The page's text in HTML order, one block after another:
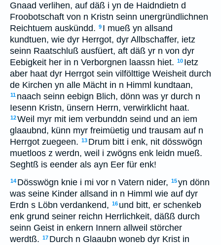
Gnaad verlihen, auf däß i yn de Haidndietn d
Froobotschaft von n Kristn seinn unergründlichnen
Reichtuem auskündd. 9 I mueß yn allsand
kundtuen, wie dyr Herrgot, dyr Allbschaffer, ietz
seinn Raatschluß ausfüert, aft däß yr n von dyr
Eebigkeit her in n Verborgnen laassn hiet. 10 Ietz
aber haat dyr Herrgot sein vilfölttige Weisheit durch
de Kirchen yn alle Mächt in n Himml kundtaan,
11 naach seinn eebign Blich, dönn was yr durch n
Iesenn Kristn, ünsern Herrn, verwirklicht haat.
12Weil myr mit iem verbunddn seind und an iem
glaaubnd, künn myr freimüetig und trausam auf n
Herrgot zuegeen. 13 Drum bitt i enk, nit dösswögn
muetloos z werdn, weil i zwögns enk leidn mueß.
Seghtß is eender als ayn Eer für enk!
14 Dösswögn knie i mi vor n Vatern nider, 15yn dönn
was seine Kinder allsand in n Himml wie auf dyr
Erdn s Löbn verdankend, 16 und bitt, er schenkeb
enk grund seiner reichn Herrlichkeit, däßß durch
seinn Geist in enkern Innern allweil störcher
werdtß. 17 Durch n Glaaubn woneb dyr Krist in